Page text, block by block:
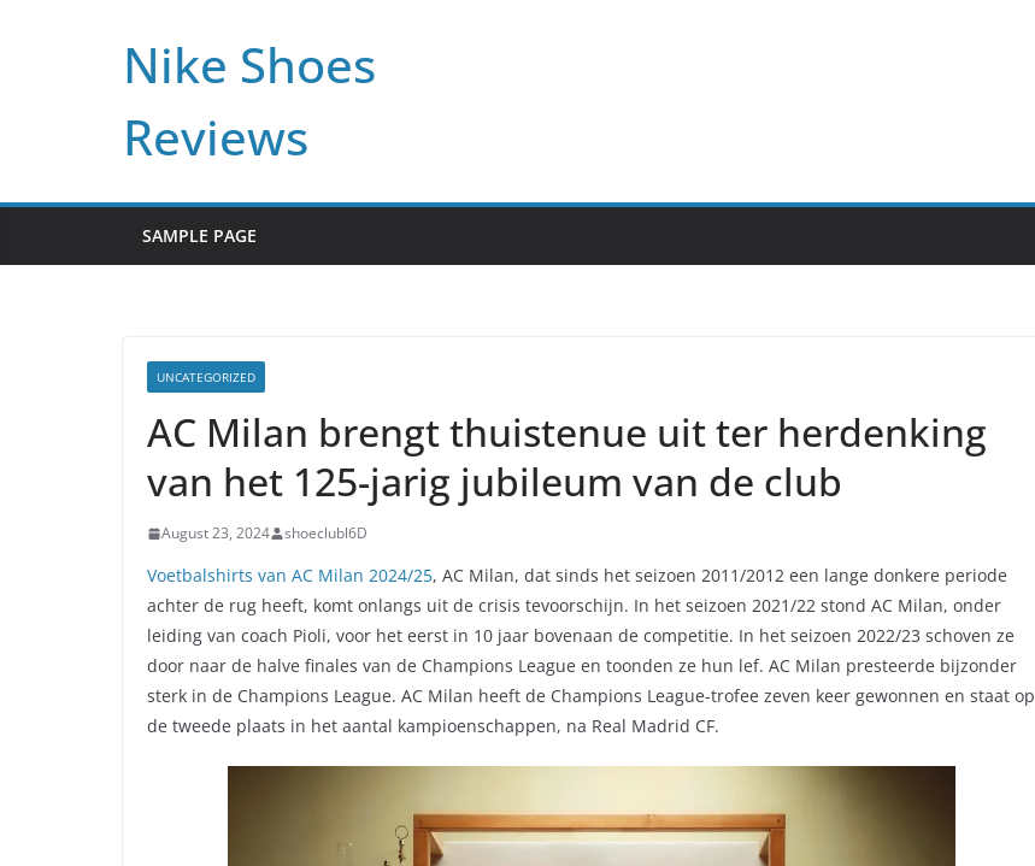
Nike Shoes
Reviews
SAMPLE PAGE
UNCATEGORIZED
AC Milan brengt thuistenue uit ter herdenking
van het 125-jarig jubileum van de club
August 23, 2024 shoeclubl6D
Voetbalshirts van AC Milan 2024/25, AC Milan, dat sinds het seizoen 2011/2012 een lange donkere periode
achter de rug heeft, komt onlangs uit de crisis tevoorschijn. In het seizoen 2021/22 stond AC Milan, onder
leiding van coach Pioli, voor het eerst in 10 jaar bovenaan de competitie. In het seizoen 2022/23 schoven ze
door naar de halve finales van de Champions League en toonden ze hun lef. AC Milan presteerde bijzonder
sterk in de Champions League. AC Milan heeft de Champions League-trofee zeven keer gewonnen en staat op
de tweede plaats in het aantal kampioenschappen, na Real Madrid CF.